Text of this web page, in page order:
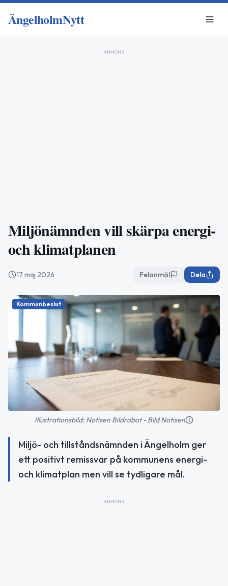
ÄngelholmNytt
ANNONS
Miljönämnden vill skärpa energi-
och klimatplanen
17 maj 2026 Felanmäl Dela
Kommunbeslut
Illustrationsbild: Notisen Bildrobot - Bild Notisen
Miljö- och tillståndsnämnden i Ängelholm ger
ett positivt remissvar på kommunens energi-
och klimatplan men vill se tydligare mål.
ANNONS